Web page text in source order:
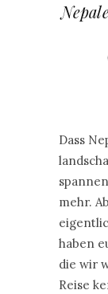
Dass
mehr.
haben
die wir
Reise